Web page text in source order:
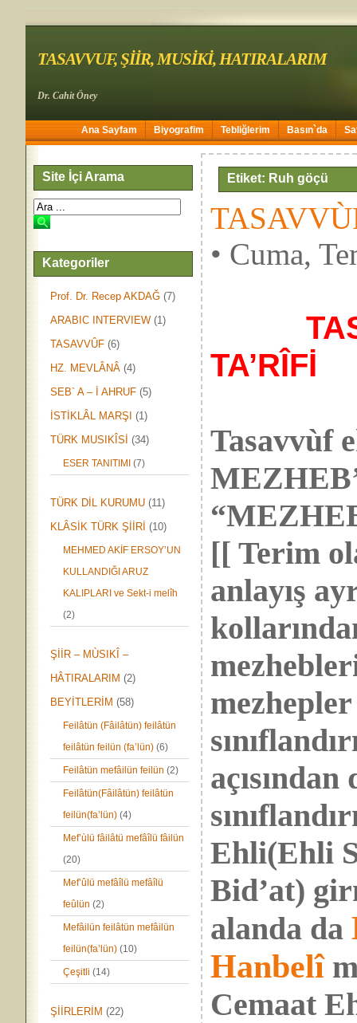
TASAVVUF, ŞİİR, MUSİKİ, HATIRALARIM
Dr. Cahit Öney
Ana Sayfam Biyografim Tebliğlerim Basın`da
Site İçi Arama
Kategoriler
Prof. Dr. Recep AKDAĞ (7)
ARABIC INTERVIEW (1)
TASAVVÛF (6)
HZ. MEVLÂNÂ (4)
SEB` A – İ AHRUF (5)
İSTİKLÂL MARŞI (1)
TÜRK MUSIKÎSİ (34)
ESER TANITIMI (7)
TÜRK DİL KURUMU (11)
KLÂSİK TÜRK ŞİİRİ (10)
MEHMED AKİF ERSOY’UN
KULLANDIĞI ARUZ
KALIPLARI ve Sekt-i melîh
(2)
ŞİİR – MÙSIKÎ –
HÂTIRALARIM (2)
BEYİTLERİM (58)
Feilâtün (Fâilâtün) feilâtün
feilâtün feilün (fa’lün) (6)
Feilâtün mefâilün feilün (2)
Feilâtün(Fâilâtün) feilâtün
feilün(fa’lün) (4)
Mef’ùlü fâilâtü mefâîlü fâilün
(20)
Mef’ûlü mefâîlü mefâîlü
feûlün (2)
Mefâilün feilâtün mefâilün
feilün(fa’lün) (10)
Çeşitli (14)
ŞİİRLERİM (22)
Etiket: Ruh göçü
• Cuma,
TA’RÎFİ
Tasavvùf
[[ Terim
anlayış
açısından
Ehli(Ehli
Bid’at)
alanda da
Hanbelî
Cemaat